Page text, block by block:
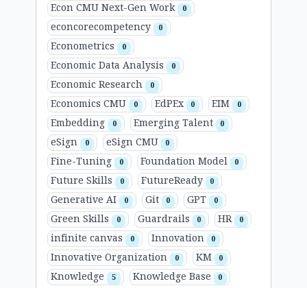
Econ CMU Next-Gen Work 0
econcorecompetency 0
Econometrics 0
Economic Data Analysis 0
Economic Research 0
Economics CMU 0 EdPEx 0 EIM 0
Embedding 0 Emerging Talent 0
eSign 0 eSign CMU 0
Fine-Tuning 0 Foundation Model 0
Future Skills 0 FutureReady 0
Generative AI 0 Git 0 GPT 0
Green Skills 0 Guardrails 0 HR 0
infinite canvas 0 Innovation 0
Innovative Organization 0 KM 0
Knowledge 5 Knowledge Base 0